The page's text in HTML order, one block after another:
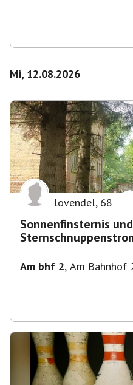
Mi, 12.08.2026
lovendel, 68
Sonnenfinsternis und
Am bhf 2, Am Bahnhof